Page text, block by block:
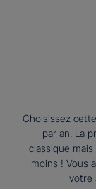
Choisissez
par an. La
classique
moins ! Vous
votre